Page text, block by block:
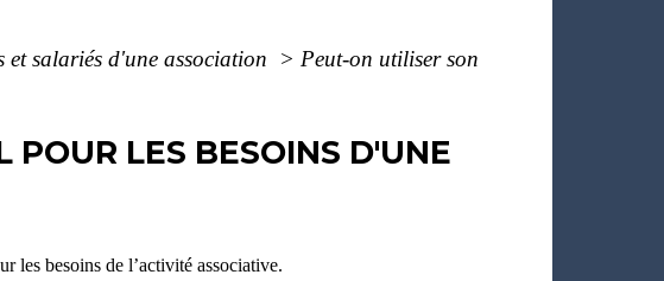
et salariés d'une association > Peut-on utiliser son
POUR LES BESOINS D'UNE
les besoins de l’activité associative.